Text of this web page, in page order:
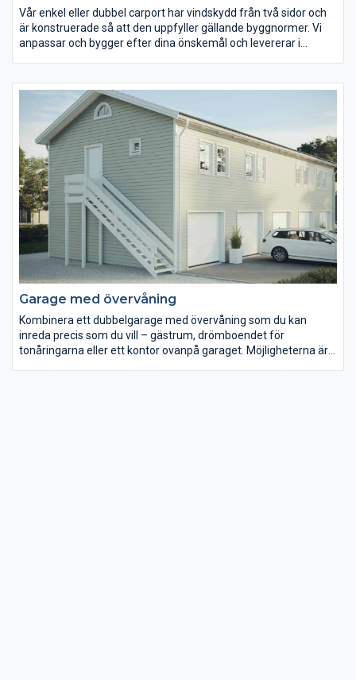
Vår enkel eller dubbel carport har vindskydd från två sidor och
är konstruerade så att den uppfyller gällande byggnormer. Vi
anpassar och bygger efter dina önskemål och levererar i
mindre. Många kunder som behöver förvaring för tex båten
eller husbilen föredrar faktiskt denna lösning framför ett
garage. Tänk efter vilka behov du har med din carport och låt
oss hjälpa dig att utforma en perfekt lösning!
Garage med övervåning
Kombinera ett dubbelgarage med övervåning som du kan
inreda precis som du vill – gästrum, drömboendet för
tonåringarna eller ett kontor ovanpå garaget. Möjligheterna är